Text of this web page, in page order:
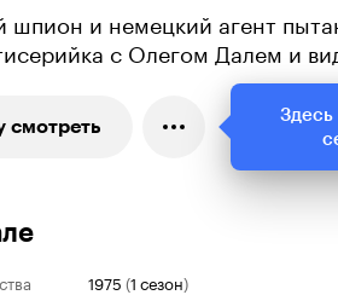
шпион и немецкий агент
с Олегом Далем и
смотреть
1975 (1 сезон)